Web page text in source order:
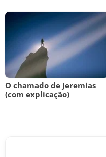
O chamado de Jeremias
(com explicação)